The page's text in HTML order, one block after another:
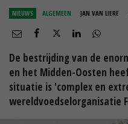
NIEUWS ALGEMEEN JAN VAN LIERE
De bestrijding van de
en het Midden-Oosten
situatie is 'complex en
wereldvoedselorganisatie